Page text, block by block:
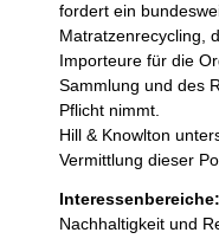
fordert ein
Matratzenrecycling,
Importeure für die
Sammlung und des
Pflicht nimmt.
Hill & Knowlton
Interessenbereiche:
Nachhaltigkeit und